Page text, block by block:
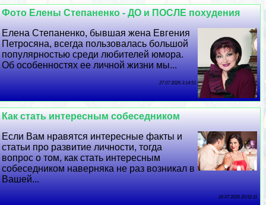
Фото Елены Степаненко - ДО и ПОСЛЕ похудения
Елена Степаненко, бывшая жена Евгения
Петросяна, всегда пользовалась большой
популярностью среди любителей юмора.
Об особенностях ее личной жизни мы...
27 07 2026 3:14:51
Как стать интересным собеседником
Если Вам нравятся интересные факты и
статьи про развитие личности, тогда
вопрос о том, как стать интересным
собеседником наверняка не раз возникал в
Вашей...
26 07 2026 20:52:11